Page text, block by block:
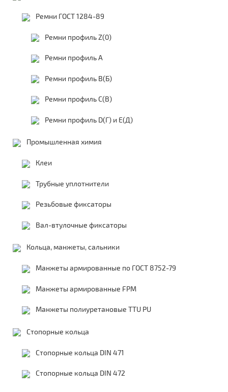
Ремни ГОСТ 1284-89
Ремни профиль Z(0)
Ремни профиль А
Ремни профиль В(Б)
Ремни профиль С(В)
Ремни профиль D(Г) и E(Д)
Промышленная химия
Клеи
Трубные уплотнители
Резьбовые фиксаторы
Вал-втулочные фиксаторы
Кольца, манжеты, сальники
Манжеты армированные по ГОСТ 8752-79
Манжеты армированные FPM
Манжеты полиуретановые TTU PU
Стопорные кольца
Стопорные кольца DIN 471
Стопорные кольца DIN 472